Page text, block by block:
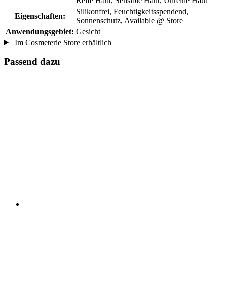
Eigenschaften:
Silikonfrei, Feuchtigkeitsspendend,
Sonnenschutz, Available @ Store
Anwendungsgebiet: Gesicht
Im Cosmeterie Store erhältlich
Passend dazu